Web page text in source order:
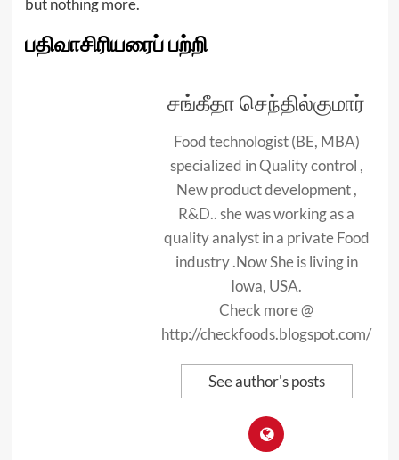
but nothing more.
பதிவாசிரியரைப் பற்றி
சங்கீதா செந்தில்குமார்
Food technologist (BE, MBA)
specialized in Quality control ,
New product development ,
R&D.. she was working as a
quality analyst in a private Food
industry .Now She is living in
Iowa, USA.
Check more @
http://checkfoods.blogspot.com/
See author's posts